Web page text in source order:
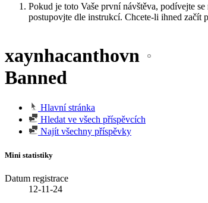
Pokud je toto Vaše první návštěva, podívejte se
postupovjte dle instrukcí. Chcete-li ihned začít
xaynhacanthovn
Banned
Hlavní stránka
Hledat ve všech příspěvcích
Najít všechny příspěvky
Mini statistiky
Datum registrace
12-11-24